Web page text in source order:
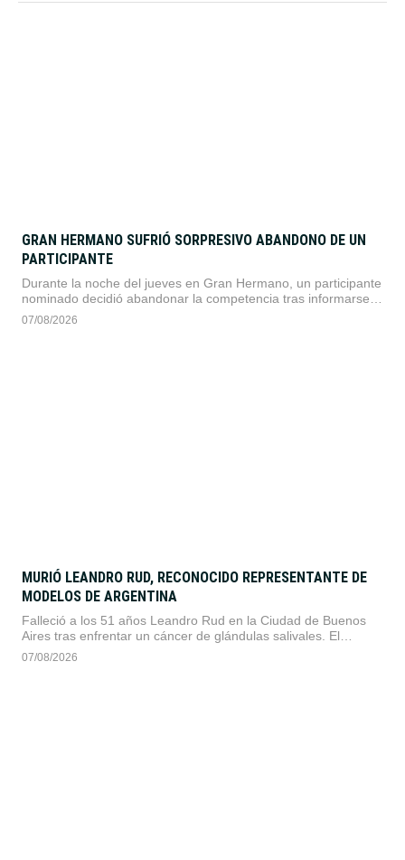
GRAN HERMANO SUFRIÓ SORPRESIVO ABANDONO DE UN
PARTICIPANTE
Durante la noche del jueves en Gran Hermano, un participante
nominado decidió abandonar la competencia tras informarse
sobre la internación de urgencia de su madre por un problema
07/08/2026
MURIÓ LEANDRO RUD, RECONOCIDO REPRESENTANTE DE
MODELOS DE ARGENTINA
Falleció a los 51 años Leandro Rud en la Ciudad de Buenos
Aires tras enfrentar un cáncer de glándulas salivales. El
exrepresentante de modelos y conductor televisivo se
07/08/2026